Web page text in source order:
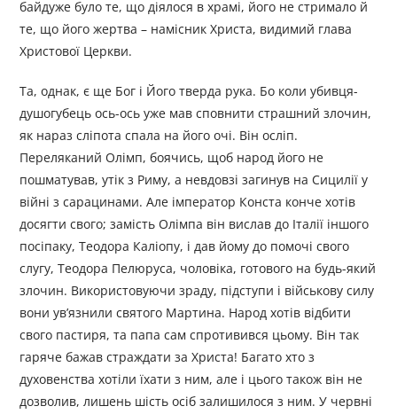
байдуже було те, що діялося в храмі, його не стримало й
те, що його жертва – намісник Христа, видимий глава
Христової Церкви.
Та, однак, є ще Бог і Його тверда рука. Бо коли убивця-
душогубець ось-ось уже мав сповнити страшний злочин,
як нараз сліпота спала на його очі. Він осліп.
Переляканий Олімп, боячись, щоб народ його не
пошматував, утік з Риму, а невдовзі загинув на Сицилії у
війні з сарацинами. Але імператор Конста конче хотів
досягти свого; замість Олімпа він вислав до Італії іншого
посіпаку, Теодора Каліопу, і дав йому до помочі свого
слугу, Теодора Пелюруса, чоловіка, готового на будь-який
злочин. Використовуючи зраду, підступи і військову силу
вони ув’язнили святого Мартина. Народ хотів відбити
свого пастиря, та папа сам спротивився цьому. Він так
гаряче бажав страждати за Христа! Багато хто з
духовенства хотіли їхати з ним, але і цього також він не
дозволив, лишень шість осіб залишилося з ним. У червні